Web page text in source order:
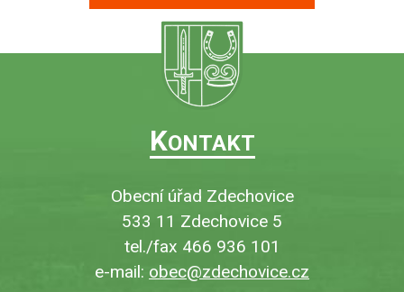
KONTAKT
Obecní úřad Zdechovice
533 11 Zdechovice 5
tel./fax 466 936 101
e-mail: obec@zdechovice.cz